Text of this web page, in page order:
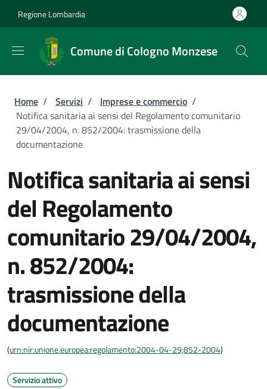
Regione Lombardia
Comune di Cologno Monzese
Briciole di pane
Home / Servizi / Imprese e commercio /
Notifica sanitaria ai sensi del Regolamento comunitario
29/04/2004, n. 852/2004: trasmissione della
documentazione
Notifica sanitaria ai sensi
del Regolamento
comunitario 29/04/2004,
n. 852/2004:
trasmissione della
documentazione
(urn:nir:unione.europea:regolamento:2004-04-29;852-2004)
Servizio attivo